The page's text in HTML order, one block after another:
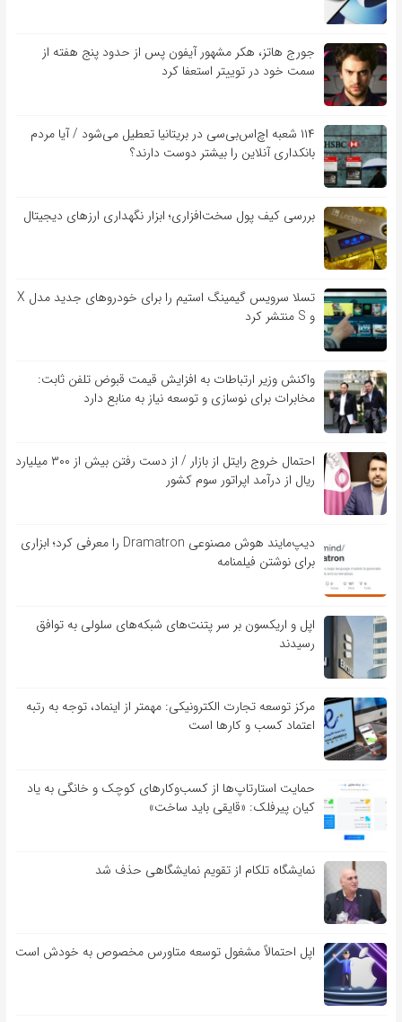
جورج هاتز، هکر مشهور آیفون پس از حدود پنج هفته از
سمت خود در توییتر استعفا کرد
۱۱۴ شعبه اچ‌اس‌بی‌سی در بریتانیا تعطیل می‌شود / آیا مردم
بانکداری آنلاین را بیشتر دوست دارند؟
بررسی کیف‌ پول سخت‌افزاری؛ ابزار نگهداری ارزهای دیجیتال
تسلا سرویس گیمینگ استیم را برای خودروهای جدید مدل X
و S منتشر کرد
واکنش وزیر ارتباطات به افزایش قیمت قبوض تلفن ثابت:
مخابرات برای نوسازی و توسعه نیاز به منابع دارد
احتمال خروج رایتل از بازار / از دست رفتن بیش از ۳۰۰ میلیارد
ریال از درآمد اپراتور سوم کشور
دیپ‌مایند هوش مصنوعی Dramatron را معرفی کرد؛ ابزاری
برای نوشتن فیلمنامه
اپل و اریکسون بر سر پتنت‌های شبکه‌های سلولی به توافق
رسیدند
مرکز توسعه تجارت الکترونیکی: مهمتر از اینماد، توجه به رتبه
اعتماد کسب و کارها است
حمایت استارتاپ‌ها از کسب‌وکارهای کوچک و خانگی به یاد
کیان پیرفلک: «قایقی باید ساخت»
نمایشگاه تلکام از تقویم نمایشگاهی حذف شد
اپل احتمالاً مشغول توسعه متاورس مخصوص به خودش است